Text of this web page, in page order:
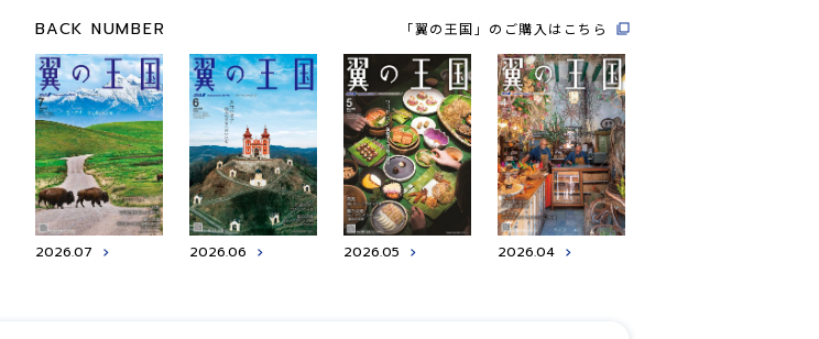
BACK NUMBER
2026.07 2026.06 2026.05 2026.04
「翼の王国」のご購入はこちら